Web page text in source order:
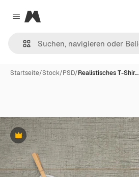
Close menu
Magnific
Startseite/Stock/PSD/Realistisches T-Shir…
Premium